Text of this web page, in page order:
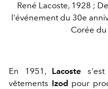
René Lacoste, 1928 ;
l'événement du 30e
Corée du
En 1951, Lacoste s'est
vêtements Izod pour